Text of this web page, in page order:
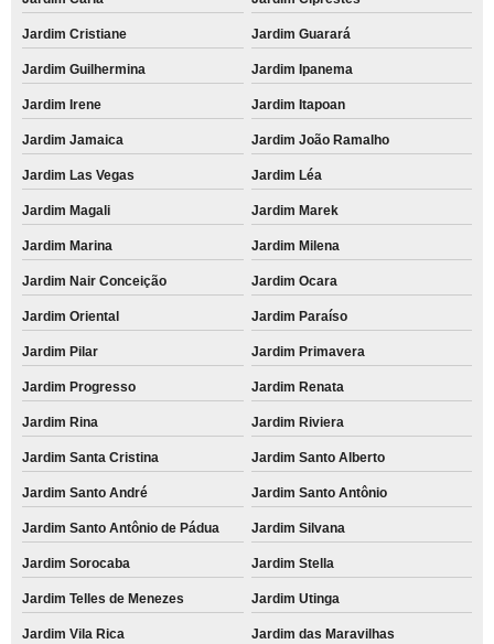
Jardim Cristiane Jardim Guarará
Jardim Guilhermina Jardim Ipanema
Jardim Irene Jardim Itapoan
Jardim Jamaica Jardim João Ramalho
Jardim Las Vegas Jardim Léa
Jardim Magali Jardim Marek
Jardim Marina Jardim Milena
Jardim Nair Conceição Jardim Ocara
Jardim Oriental Jardim Paraíso
Jardim Pilar Jardim Primavera
Jardim Progresso Jardim Renata
Jardim Rina Jardim Riviera
Jardim Santa Cristina Jardim Santo Alberto
Jardim Santo André Jardim Santo Antônio
Jardim Santo Antônio de Pádua Jardim Silvana
Jardim Sorocaba Jardim Stella
Jardim Telles de Menezes Jardim Utinga
Jardim Vila Rica Jardim das Maravilhas